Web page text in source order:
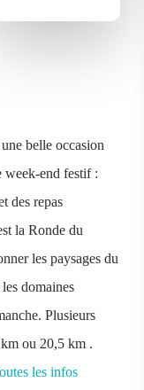
belle occasion
week-end festif :
des repas
la Ronde du
les paysages du
domaines
Plusieurs
ou 20,5 km .
les infos